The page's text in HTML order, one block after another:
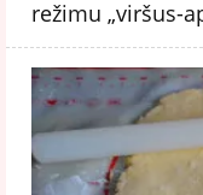
režimu „viršus-